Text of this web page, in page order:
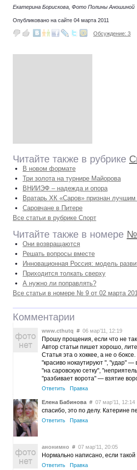
Екатерина Борискова, Фото Полины Аношиной
Опубликовано на сайте 04 марта 2011
Обсуждение: 3
Читайте также в рубрике
В новом формате
Три золота на турнире Майорова
ВНИИЭФ – надежда и опора
Вратарь ХК «Саров» признан
Саровчане в Питере
Все статьи в рубрике Спорт
Читайте также в номере №
Они возвращаются
Решать вопросы вместе
Инновационная Россия: модель
Приходится толкать сверху
А нужно ли поправлять?
Все статьи в номере № 9 от 02 марта
Комментарии
www.cthutq # 06 мар’11, 12:19
Прошу прощения, если что не
Автор статьи пишет хорошо,
Статья эта о хоккее, а не о боксе.
"красиво нокаутируют ", "удар" —
"на саровскую сетку",
"разбивает ворота" — взятие
Ответить Правка
Елена Бабинова # 07 мар’11, 12:14
спасибо, это по делу. Катерине
Ответить Правка
анонимно # 07 мар’11, 20:05
Нормально написано, если
Ответить Правка